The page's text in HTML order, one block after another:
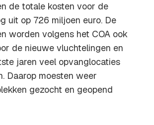
de totale kosten voor de
uit op 726 miljoen euro. De
worden volgens het COA ook
de nieuwe vluchtelingen en
jaren veel opvanglocaties
Daarop moesten weer
gezocht en geopend